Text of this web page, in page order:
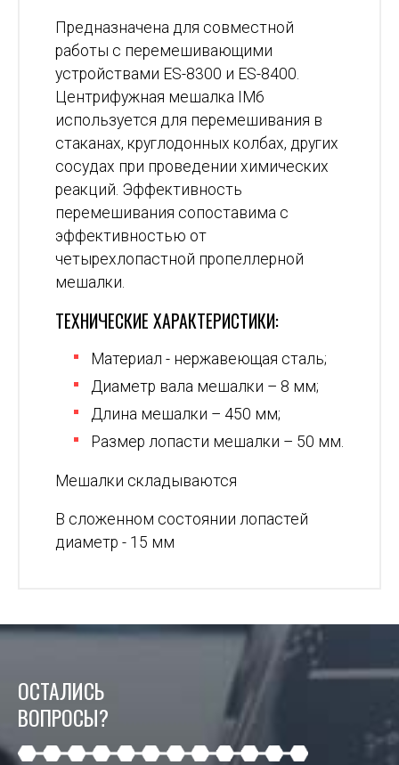
Предназначена для совместной
работы с перемешивающими
устройствами ES-8300 и ES-8400.
Центрифужная мешалка IM6
используется для перемешивания в
стаканах, круглодонных колбах, других
сосудах при проведении химических
реакций. Эффективность
перемешивания сопоставима с
эффективностью от
четырехлопастной пропеллерной
мешалки.
ТЕХНИЧЕСКИЕ ХАРАКТЕРИСТИКИ:
Материал - нержавеющая сталь;
Диаметр вала мешалки – 8 мм;
Длина мешалки – 450 мм;
Размер лопасти мешалки – 50 мм.
Мешалки складываются
В сложенном состоянии лопастей
диаметр - 15 мм
ОСТАЛИСЬ
ВОПРОСЫ?